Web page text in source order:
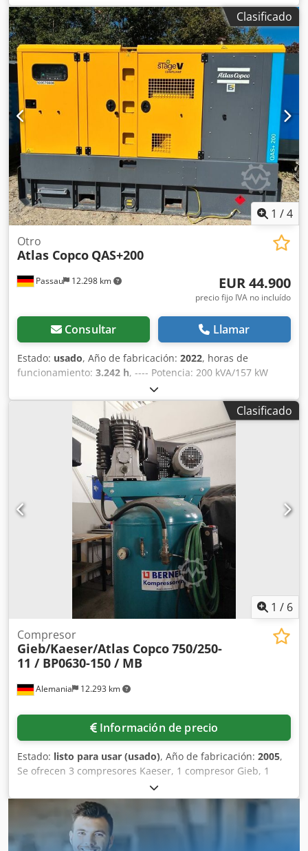
Avkopfx Adksck Posibilidad de entrega en todo el país con
un coste adicional. Salvo errores e intermediación. Con
gusto aceptaremos su vehículo como parte del pago.
Posibilidad de financiación/leasing, incluso sin entrada.
¿Tiene alguna pregunta? ¡Estaremos encantados de
asesorarle!
Clasificado
1 /4
Passau 12.298 km
Otro
Atlas Copco QAS+200
EUR 44.900
precio fijo IVA no incluído
Consultar Llamar
Estado: usado, Año de fabricación: 2022, horas de
funcionamiento: 3.242 h, ---- Potencia: 200 kVA/157 kW
Depósito de combustible: 585 litros Horas de
funcionamiento: 3242 h, año de fabricación: 12/2022
Tomas de corriente: 125-63-32-16 A + DS Interruptor
diferencial de tipo B Dcodpozrkuasfx Adksk
Clasificado
1 / 6
Alemania 12.293 km
Compresor
Gieb/Kaeser/Atlas Copco750/250-
11 / BP0630-150 / MB
Información de precio
Estado: listo para usar (usado), Año de fabricación: 2005,
Se ofrecen 3 compresores Kaeser, 1 compresor Gieb, 1
compresor Atlas Copco y un depósito a presión de
Maschinen- und Behälterbau. 1) Compresor Gieb, 750/250-
11, año de fabricación: 2005, presión máxima de
funcionamiento: 11 bar, caudal de aspiración: 750 l/min,
potencia requerida: 4,0 kW. 2) 3 compresores Kaeser EPC